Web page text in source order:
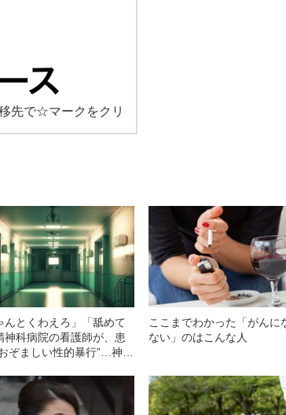
移先で☆マークをクリ
んとくわえろ」「舐めて
神科病院の看護師が、患
ぞましい性的暴行”…神
事件”
ここまでわかった「がんに
ない」のはこんな人